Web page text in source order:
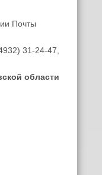
Почты
31-24-47,
области